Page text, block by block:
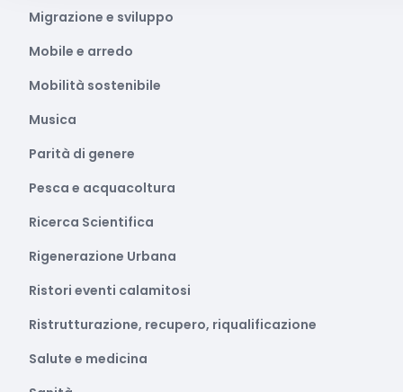
Migrazione e sviluppo
Mobile e arredo
Mobilità sostenibile
Musica
Parità di genere
Pesca e acquacoltura
Ricerca Scientifica
Rigenerazione Urbana
Ristori eventi calamitosi
Ristrutturazione, recupero, riqualificazione
Salute e medicina